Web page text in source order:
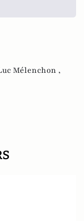
Mélenchon ,